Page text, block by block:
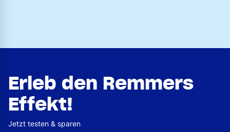
Erleb den Remmers
Effekt!
Jetzt testen & sparen